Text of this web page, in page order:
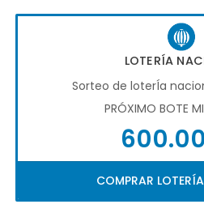
LOTERÍA
Sorteo de loterÍa
PRÓXIMO BOTE
COMPRAR